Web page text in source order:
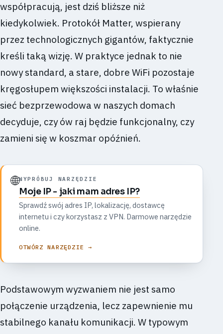
współpracują, jest dziś bliższe niż
kiedykolwiek. Protokół Matter, wspierany
przez technologicznych gigantów, faktycznie
kreśli taką wizję. W praktyce jednak to nie
nowy standard, a stare, dobre WiFi pozostaje
kręgosłupem większości instalacji. To właśnie
sieć bezprzewodowa w naszych domach
decyduje, czy ów raj będzie funkcjonalny, czy
zamieni się w koszmar opóźnień.
🌐WYPRÓBUJ NARZĘDZIE
Moje IP - jaki mam adres IP?
Sprawdź swój adres IP, lokalizację, dostawcę
internetu i czy korzystasz z VPN. Darmowe narzędzie
online.
OTWÓRZ NARZĘDZIE →
Podstawowym wyzwaniem nie jest samo
połączenie urządzenia, lecz zapewnienie mu
stabilnego kanału komunikacji. W typowym